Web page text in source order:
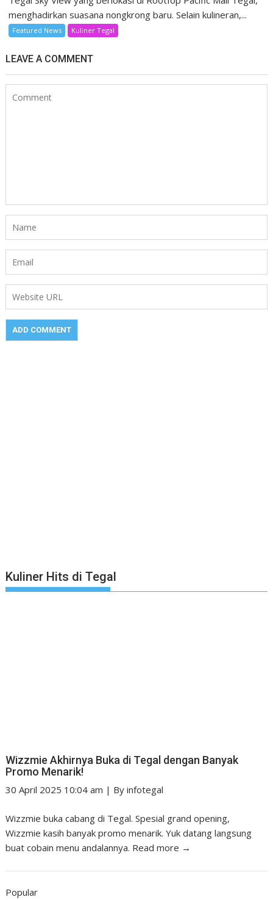
menghadirkan suasana nongkrong baru. Selain kulineran,...
Featured News Kuliner Tegal
LEAVE A COMMENT
Kuliner Hits di Tegal
Wizzmie Akhirnya Buka di Tegal dengan Banyak
Promo Menarik!
30 April 2025 10:04 am | Byinfotegal
Wizzmie buka cabang di Tegal. Spesial grand opening,
Wizzmie kasih banyak promo menarik. Yuk datang langsung
buat cobain menu andalannya. Read more →
Popular